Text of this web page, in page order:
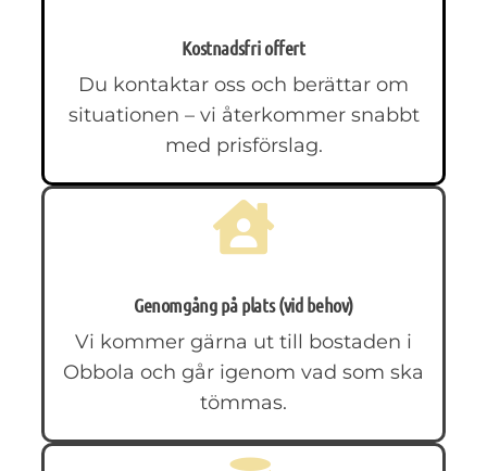
Kostnadsfri offert
Du kontaktar oss och berättar om
situationen – vi återkommer snabbt
med prisförslag.
Genomgång på plats (vid behov)
Vi kommer gärna ut till bostaden i
Obbola och går igenom vad som ska
tömmas.